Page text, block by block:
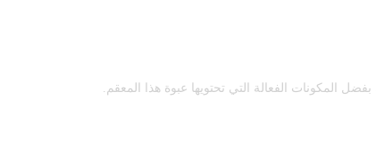
المكونات الفعالة التي تحتويها عبوة هذا المعقم.